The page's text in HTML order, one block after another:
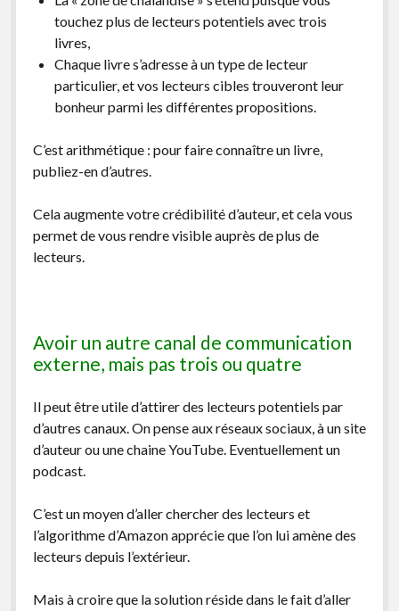
touchez plus de lecteurs potentiels avec trois
livres,
Chaque livre s’adresse à un type de lecteur
particulier, et vos lecteurs cibles trouveront leur
bonheur parmi les différentes propositions.
C’est arithmétique : pour faire connaître un livre,
publiez-en d’autres.
Cela augmente votre crédibilité d’auteur, et cela vous
permet de vous rendre visible auprès de plus de
lecteurs.
Avoir un autre canal de communication
externe, mais pas trois ou quatre
Il peut être utile d’attirer des lecteurs potentiels par
d’autres canaux. On pense aux réseaux sociaux, à un site
d’auteur ou une chaine YouTube. Eventuellement un
podcast.
C’est un moyen d’aller chercher des lecteurs et
l’algorithme d’Amazon apprécie que l’on lui amène des
lecteurs depuis l’extérieur.
Mais à croire que la solution réside dans le fait d’aller